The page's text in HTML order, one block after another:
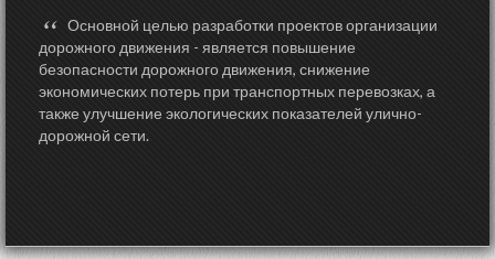
“ Основной целью разработки проектов организации
дорожного движения - является повышение
безопасности дорожного движения, снижение
экономических потерь при транспортных перевозках, а
также улучшение экологических показателей улично-
дорожной сети.